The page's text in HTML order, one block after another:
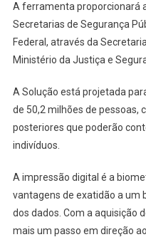
A ferramenta proporcionará
Secretarias de Segurança
Federal, através da
Ministério da Justiça e
A Solução está projetada
de 50,2 milhões de pessoas,
posteriores que poderão
indivíduos.
A impressão digital é a
vantagens de exatidão a um
dos dados. Com a aquisição
mais um passo em direção